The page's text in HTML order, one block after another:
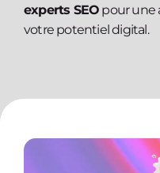
experts SEO pour une
votre potentiel digital.